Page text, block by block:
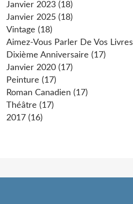
Janvier 2023 (18)
Janvier 2025 (18)
Vintage (18)
Aimez-Vous Parler De Vos Livres
Dixième Anniversaire (17)
Janvier 2020 (17)
Peinture (17)
Roman Canadien (17)
Théâtre (17)
2017 (16)